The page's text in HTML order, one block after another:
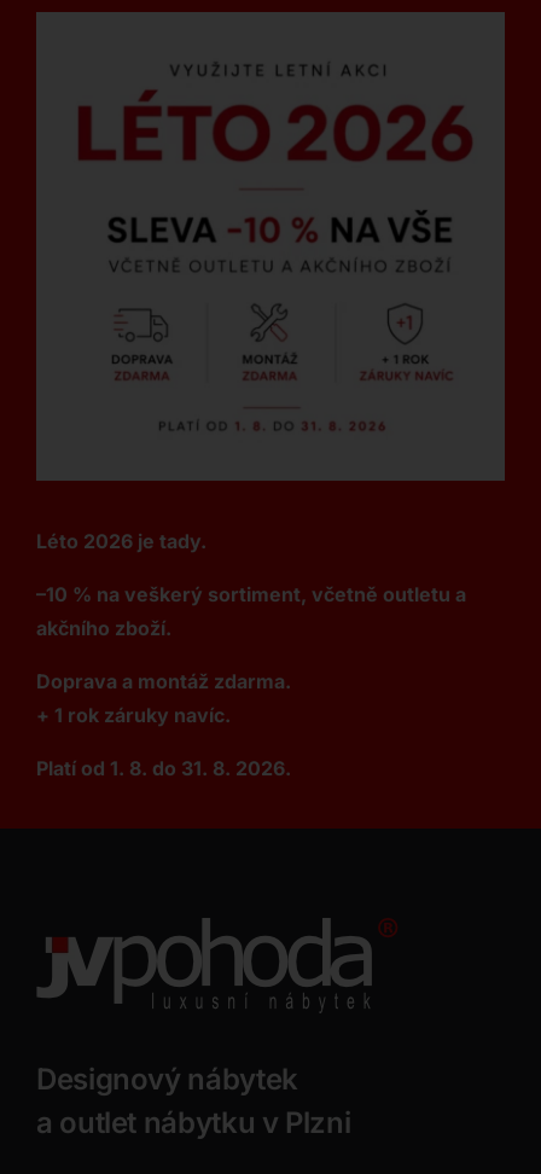
Léto 2026 je tady.
–10 % na veškerý sortiment, včetně outletu a
akčního zboží.
Doprava a montáž zdarma.
+ 1 rok záruky navíc.
Platí od 1. 8. do 31. 8. 2026.
Designový nábytek
a outlet nábytku v Plzni